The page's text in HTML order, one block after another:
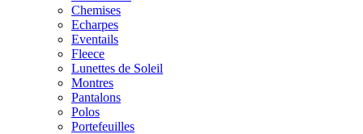
Chemises
Echarpes
Eventails
Fleece
Lunettes de Soleil
Montres
Pantalons
Polos
Portefeuilles